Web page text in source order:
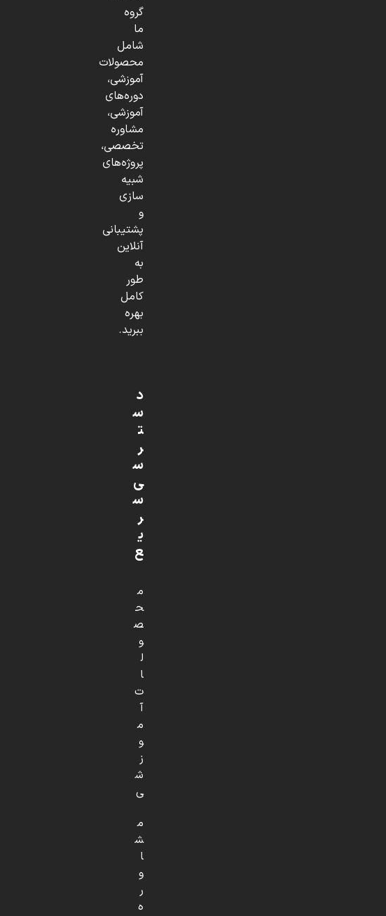
گروه
ما
شامل
محصولات
آموزشی،
دوره‌های
آموزشی،
مشاوره
تخصصی،
پروژه‌های
شبیه
سازی
و
پشتیبانی
آنلاین
به
طور
کامل
بهره
ببرید.
د
س
ت
ر
س
ی
س
ر
ی
ع
م
ح
ص
و
ل
ا
ت
آ
م
و
ز
ش
ی
م
ش
ا
و
ر
ه